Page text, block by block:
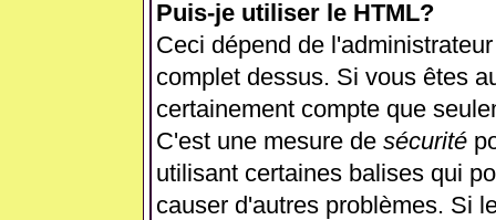
Puis-je utiliser le HTML?
Ceci dépend de
complet dessus. Si vous êtes
certainement compte que
C'est une mesure de sécurité
utilisant certaines balises qui
causer d'autres problèmes. Si